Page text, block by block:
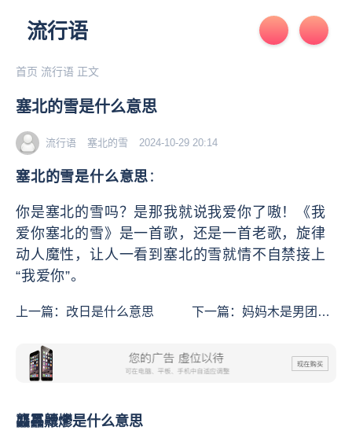
流行语
首页 流行语 正文
塞北的雪是什么意思
流行语 塞北的雪 2024-10-29 20:14
塞北的雪是什么意思 ：
你是塞北的雪吗？是那我就说我爱你了嗷！《我
爱你塞北的雪》是一首歌，还是一首老歌，旋律
动人魔性，让人一看到塞北的雪就情不自禁接上
“我爱你”。
上一篇： 改日是什么意思 下一篇：妈妈木是男团是
龘靐齉爩是什么意思